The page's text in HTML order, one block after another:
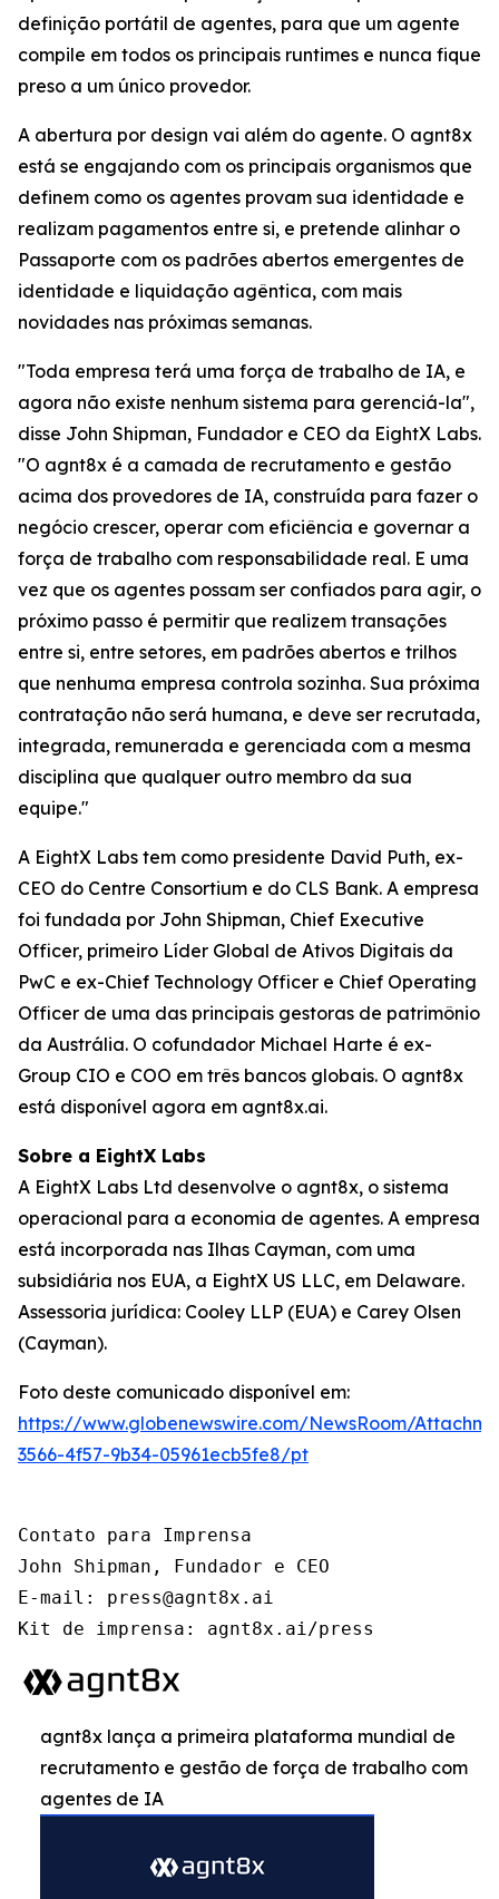
definição portátil de agentes, para que um agente
compile em todos os principais runtimes e nunca fique
preso a um único provedor.
A abertura por design vai além do agente. O agnt8x
está se engajando com os principais organismos que
definem como os agentes provam sua identidade e
realizam pagamentos entre si, e pretende alinhar o
Passaporte com os padrões abertos emergentes de
identidade e liquidação agêntica, com mais
novidades nas próximas semanas.
"Toda empresa terá uma força de trabalho de IA, e
agora não existe nenhum sistema para gerenciá-la",
disse John Shipman, Fundador e CEO da EightX Labs.
"O agnt8x é a camada de recrutamento e gestão
acima dos provedores de IA, construída para fazer o
negócio crescer, operar com eficiência e governar a
força de trabalho com responsabilidade real. E uma
vez que os agentes possam ser confiados para agir, o
próximo passo é permitir que realizem transações
entre si, entre setores, em padrões abertos e trilhos
que nenhuma empresa controla sozinha. Sua próxima
contratação não será humana, e deve ser recrutada,
integrada, remunerada e gerenciada com a mesma
disciplina que qualquer outro membro da sua
equipe."
A EightX Labs tem como presidente David Puth, ex-
CEO do Centre Consortium e do CLS Bank. A empresa
foi fundada por John Shipman, Chief Executive
Officer, primeiro Líder Global de Ativos Digitais da
PwC e ex-Chief Technology Officer e Chief Operating
Officer de uma das principais gestoras de patrimônio
da Austrália. O cofundador Michael Harte é ex-
Group CIO e COO em três bancos globais. O agnt8x
está disponível agora em agnt8x.ai.
Sobre a EightX Labs
A EightX Labs Ltd desenvolve o agnt8x, o sistema
operacional para a economia de agentes. A empresa
está incorporada nas Ilhas Cayman, com uma
subsidiária nos EUA, a EightX US LLC, em Delaware.
Assessoria jurídica: Cooley LLP (EUA) e Carey Olsen
(Cayman).
Foto deste comunicado disponível em:
https://www.globenewswire.com/NewsRoom/
3566-4f57-9b34-05961ecb5fe8/pt
Contato para Imprensa
John Shipman, Fundador e CEO
E-mail: press@agnt8x.ai
Kit de imprensa: agnt8x.ai/press
agnt8x lança a primeira plataforma mundial de
recrutamento e gestão de força de trabalho com
agentes de IA